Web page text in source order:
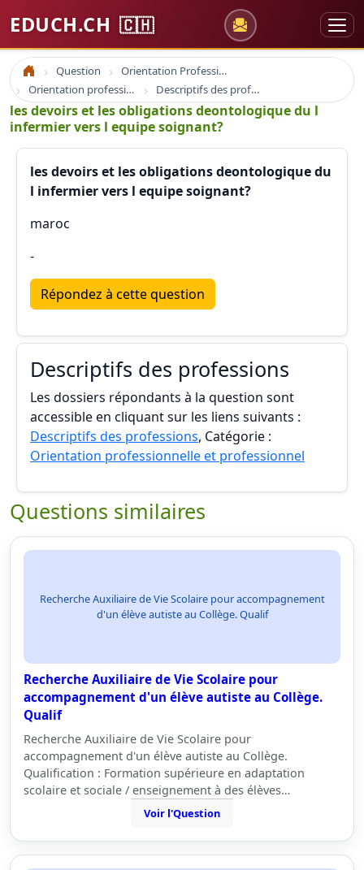
EDUCH.CH 🇨🇭
Accueil Question
Orientation Professionnelle
Orientation professionnelle et professionnel
Descriptifs des professions
les devoirs et les obligations deontologique du l
infermier vers l equipe soignant?
les devoirs et les obligations deontologique du
l infermier vers l equipe soignant?
maroc
-
Répondez à cette question
Descriptifs des professions
Les dossiers répondants à la question sont
accessible en cliquant sur les liens suivants :
Descriptifs des professions, Catégorie :
Orientation professionnelle et professionnel
Questions similaires
Recherche Auxiliaire de Vie Scolaire pour accompagnement
d'un élève autiste au Collège. Qualif
Recherche Auxiliaire de Vie Scolaire pour
accompagnement d'un élève autiste au Collège.
Qualif
Recherche Auxiliaire de Vie Scolaire pour
accompagnement d'un élève autiste au Collège.
Qualification : Formation supérieure en adaptation
scolaire et sociale / enseignement à des élèves…
Voir l'Question